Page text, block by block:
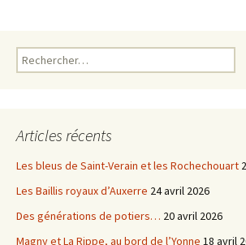
Rechercher :
Articles récents
Les bleus de Saint-Verain et les Rochechouart
Les Baillis royaux d’Auxerre 24 avril 2026
Des générations de potiers… 20 avril 2026
Magny et La Rippe, au bord de l’Yonne 18 avril